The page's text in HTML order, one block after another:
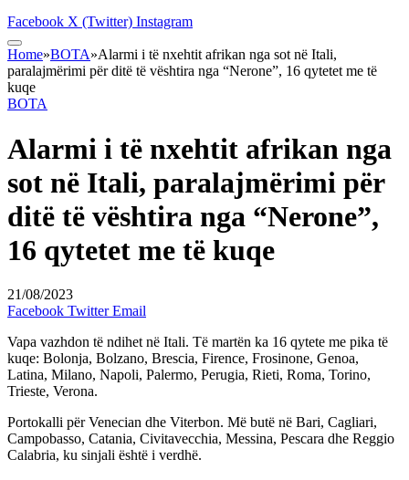
Facebook X (Twitter) Instagram
Home»BOTA»Alarmi i të nxehtit afrikan nga sot në Itali,
paralajmërimi për ditë të vështira nga “Nerone”, 16 qytetet me të
kuqe
BOTA
Alarmi i të nxehtit afrikan nga
sot në Itali, paralajmërimi për
ditë të vështira nga “Nerone”,
16 qytetet me të kuqe
21/08/2023
Facebook Twitter Email
Vapa vazhdon të ndihet në Itali. Të martën ka 16 qytete me pika të
kuqe: Bolonja, Bolzano, Brescia, Firence, Frosinone, Genoa,
Latina, Milano, Napoli, Palermo, Perugia, Rieti, Roma, Torino,
Trieste, Verona.
Portokalli për Venecian dhe Viterbon. Më butë në Bari, Cagliari,
Campobasso, Catania, Civitavecchia, Messina, Pescara dhe Reggio
Calabria, ku sinjali është i verdhë.